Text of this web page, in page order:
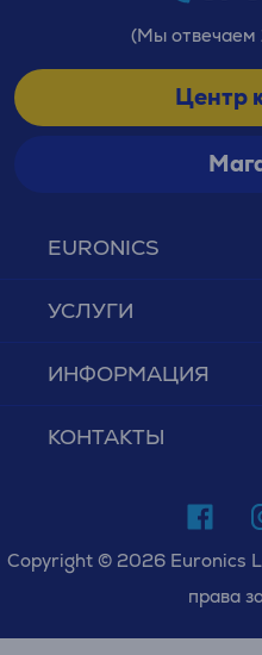
EURONICS
УСЛУГИ
ИНФОРМАЦИЯ
КОНТАКТЫ
(Мы отвечаем
Центр
Copyright © 2026 Euronics
права